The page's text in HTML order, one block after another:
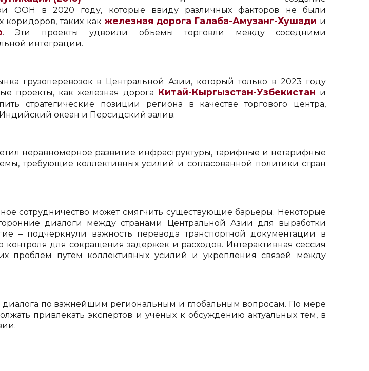
ООН в 2020 году, которые ввиду различных факторов не были
коридоров, таких какжелезная дорога Галаба-Амузанг-Хушади и
. Эти проекты удвоили объемы торговли между соседними
интеграции.
грузоперевозок в Центральной Азии, который только в 2023 году
проекты, как железная дорога Китай-Кыргызстан-Узбекистан и
стратегические позиции региона в качестве торгового центра,
океан и Персидский залив.
неравномерное развитие инфраструктуры, тарифные и нетарифные
требующие коллективных усилий и согласованной политики стран
сотрудничество может смягчить существующие барьеры. Некоторые
диалоги между странами Центральной Азии для выработки
– подчеркнули важность перевода транспортной документации в
для сокращения задержек и расходов. Интерактивная сессия
проблем путем коллективных усилий и укрепления связей между
по важнейшим региональным и глобальным вопросам. По мере
привлекать экспертов и ученых к обсуждению актуальных тем, в